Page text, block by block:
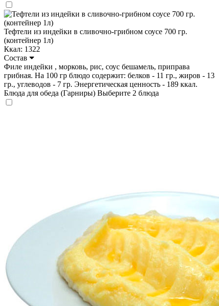
Тефтели из индейки в сливочно-грибном соусе 700 гр.
(контейнер 1л)
Ккал: 1322
Состав
Филе индейки , морковь, рис, соус бешамель, приправа
грибная. На 100 гр блюдо содержит: белков - 11 гр., жиров - 13
гр., углеводов - 7 гр. Энергетическая ценность - 189 ккал.
Блюда для обеда (Гарниры) Выберите 2 блюда